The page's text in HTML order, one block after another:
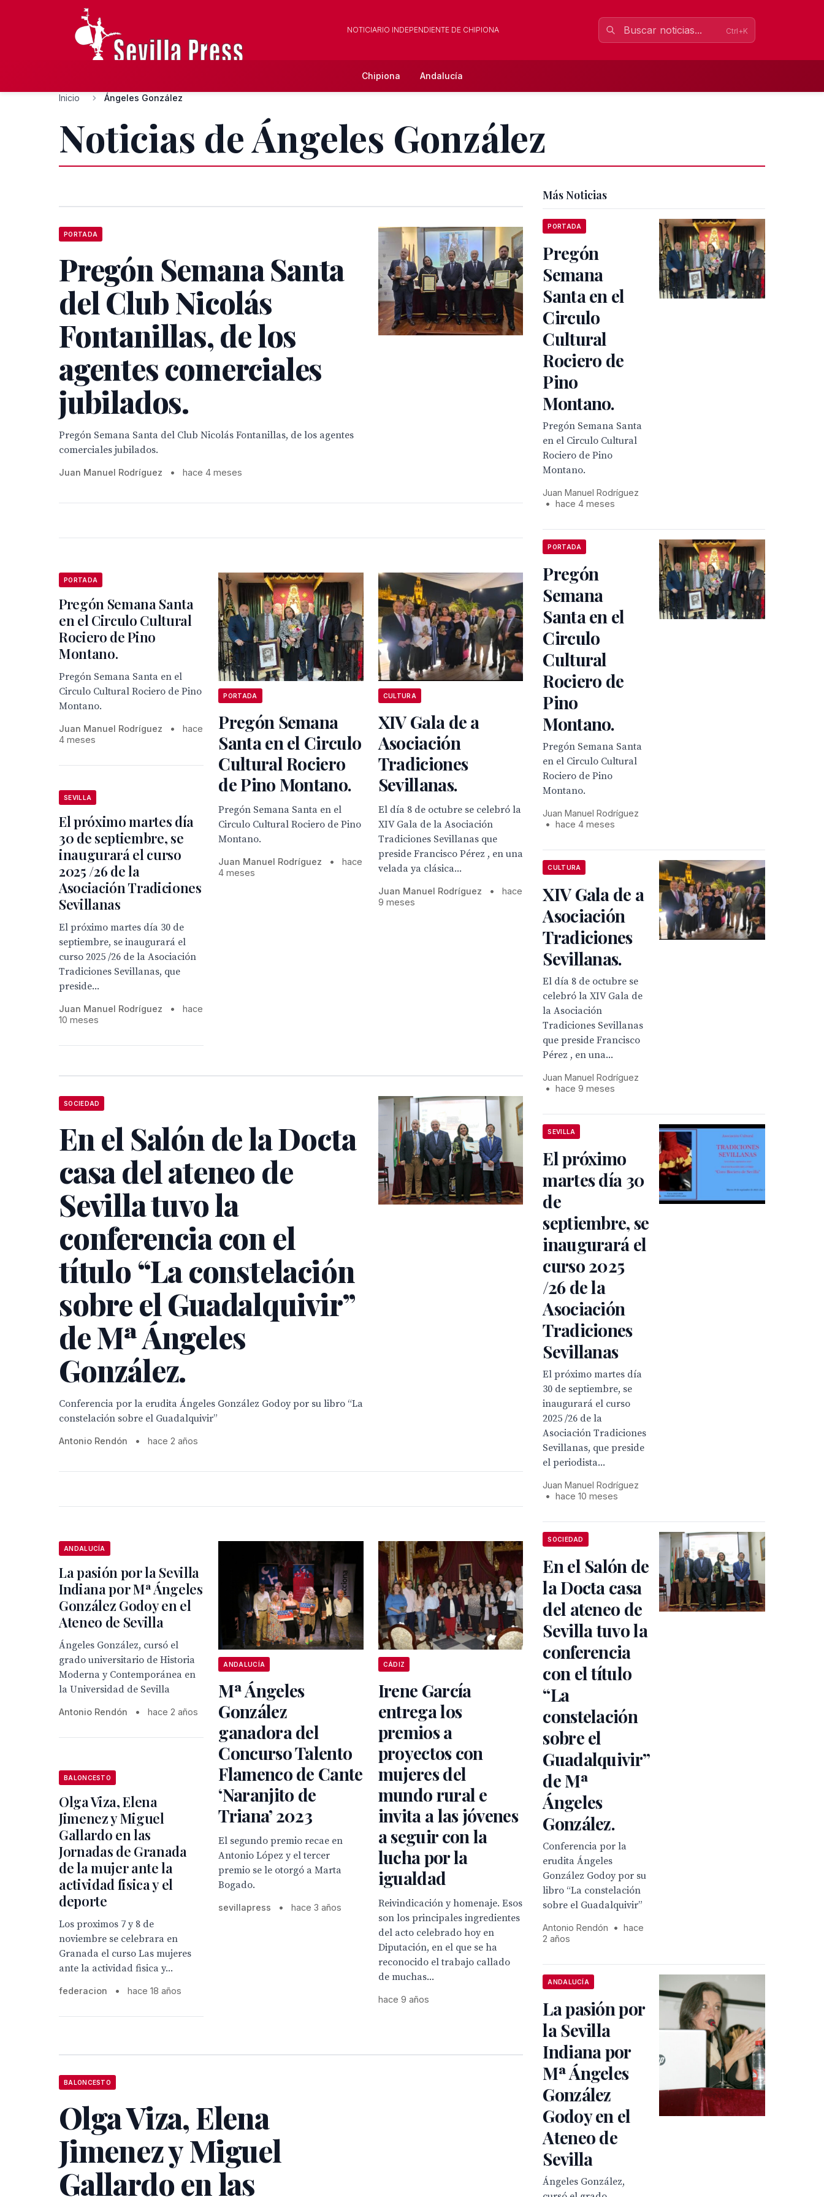
NOTICIARIO INDEPENDIENTE DE CHIPIONA Ctrl+K
Chipiona Andalucía
Inicio Ángeles González
Noticias de Ángeles González
PORTADA
Pregón Semana Santa
del Club Nicolás
Fontanillas, de los
agentes comerciales
jubilados.
Pregón Semana Santa del Club Nicolás Fontanillas, de los agentes
comerciales jubilados.
Juan Manuel Rodríguez • hace 4 meses
PORTADA
Pregón Semana Santa
en el Circulo Cultural
Rociero de Pino
Montano.
Pregón Semana Santa en el
Circulo Cultural Rociero de Pino
Montano.
Juan Manuel Rodríguez •
hace
4 meses
PORTADA
Pregón Semana
Santa en el Circulo
Cultural Rociero
de Pino Montano.
Pregón Semana Santa en el
Circulo Cultural Rociero de Pino
Montano.
Juan Manuel Rodríguez •
hace
4 meses
CULTURA
XIV Gala de a
Asociación
Tradiciones
Sevillanas.
El día 8 de octubre se celebró la
XIV Gala de la Asociación
Tradiciones Sevillanas que
preside Francisco Pérez , en una
velada ya clásica...
Juan Manuel Rodríguez •
hace
9 meses
SEVILLA
El próximo martes día
30 de septiembre, se
inaugurará el curso
2025 /26 de la
Asociación Tradiciones
Sevillanas
El próximo martes día 30 de
septiembre, se inaugurará el
curso 2025 /26 de la Asociación
Tradiciones Sevillanas, que
preside...
Juan Manuel Rodríguez •
hace
10 meses
SOCIEDAD
En el Salón de la Docta
casa del ateneo de
Sevilla tuvo la
conferencia con el
título “La constelación
sobre el Guadalquivir”
de Mª Ángeles
González.
Conferencia por la erudita Ángeles González Godoy por su libro “La
constelación sobre el Guadalquivir”
Antonio Rendón • hace 2 años
ANDALUCÍA
La pasión por la Sevilla
Indiana por Mª Ángeles
González Godoy en el
Ateneo de Sevilla
Ángeles González, cursó el
grado universitario de Historia
Moderna y Contemporánea en
la Universidad de Sevilla
Antonio Rendón • hace 2 años
ANDALUCÍA
Mª Ángeles
González
ganadora del
Concurso Talento
Flamenco de Cante
‘Naranjito de
Triana’ 2023
El segundo premio recae en
Antonio López y el tercer
premio se le otorgó a Marta
Bogado.
sevillapress • hace 3 años
CÁDIZ
Irene García
entrega los
premios a
proyectos con
mujeres del
mundo rural e
invita a las jóvenes
a seguir con la
lucha por la
igualdad
Reivindicación y homenaje. Esos
son los principales ingredientes
del acto celebrado hoy en
Diputación, en el que se ha
reconocido el trabajo callado
de muchas...
hace 9 años
BALONCESTO
Olga Viza, Elena
Jimenez y Miguel
Gallardo en las
Jornadas de Granada
de la mujer ante la
actividad fisica y el
deporte
Los proximos 7 y 8 de
noviembre se celebrara en
Granada el curso Las mujeres
ante la actividad fisica y...
federacion • hace 18 años
BALONCESTO
Olga Viza, Elena
Jimenez y Miguel
Gallardo en las
Más Noticias
PORTADA
Pregón
Semana
Santa en el
Circulo
Cultural
Rociero de
Pino
Montano.
Pregón Semana Santa
en el Circulo Cultural
Rociero de Pino
Montano.
Juan Manuel Rodríguez
•
hace 4 meses
PORTADA
Pregón
Semana
Santa en el
Circulo
Cultural
Rociero de
Pino
Montano.
Pregón Semana Santa
en el Circulo Cultural
Rociero de Pino
Montano.
Juan Manuel Rodríguez
•
hace 4 meses
CULTURA
XIV Gala de a
Asociación
Tradiciones
Sevillanas.
El día 8 de octubre se
celebró la XIV Gala de
la Asociación
Tradiciones Sevillanas
que preside Francisco
Pérez , en una...
Juan Manuel Rodríguez
•
hace 9 meses
SEVILLA
El próximo
martes día 30
de
septiembre, se
inaugurará el
curso 2025
/26 de la
Asociación
Tradiciones
Sevillanas
El próximo martes día
30 de septiembre, se
inaugurará el curso
2025 /26 de la
Asociación Tradiciones
Sevillanas, que preside
el periodista...
Juan Manuel Rodríguez
•
hace 10 meses
SOCIEDAD
En el Salón de
la Docta casa
del ateneo de
Sevilla tuvo la
conferencia
con el título
“La
constelación
sobre el
Guadalquivir”
de Mª
Ángeles
González.
Conferencia por la
erudita Ángeles
González Godoy por su
libro “La constelación
sobre el Guadalquivir”
Antonio Rendón •
hace
2 años
ANDALUCÍA
La pasión por
la Sevilla
Indiana por
Mª Ángeles
González
Godoy en el
Ateneo de
Sevilla
Ángeles González,